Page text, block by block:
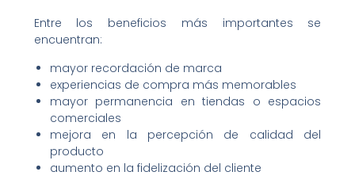
Entre los beneficios más importantes se
encuentran:
mayor recordación de marca
experiencias de compra más memorables
mayor permanencia en tiendas o espacios
comerciales
mejora en la percepción de calidad del
producto
aumento en la fidelización del cliente